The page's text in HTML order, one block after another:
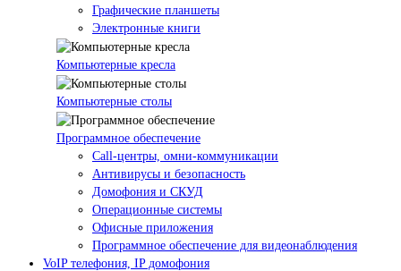
Графические планшеты
Электронные книги
Компьютерные кресла
Компьютерные столы
Программное обеспечение
Call-центры, омни-коммуникации
Антивирусы и безопасность
Домофония и СКУД
Операционные системы
Офисные приложения
Программное обеспечение для видеонаблюдения
VoIP телефония, IP домофония